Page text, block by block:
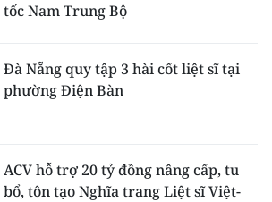
tốc Nam Trung Bộ
Đà Nẵng quy tập 3 hài cốt liệt sĩ tại
phường Điện Bàn
ACV hỗ trợ 20 tỷ đồng nâng cấp, tu
bổ, tôn tạo Nghĩa trang Liệt sĩ Việt-